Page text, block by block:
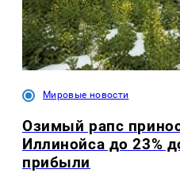
Мировые новости
Озимый рапс
Иллинойса до 23%
прибыли